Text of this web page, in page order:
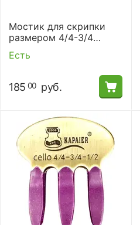
Мостик для скрипки
размером 4/4-3/4
настраиваемый Kapaier
NO.810
Есть
185 00 руб.